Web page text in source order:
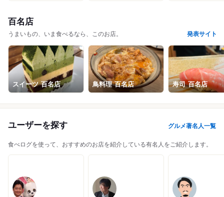
きう
寿司
4.37
料理 川口
日本料理
4.27
肉屋 田中
肉料理
4.41
すゝき野 鮨金
寿司
3.88
未在
日本料理
4.27
焼肉政ちゃん
焼肉
3.85
百名店
発表サイト
うまいもの、いま食べるなら、このお店。
スイーツ 百名店 鳥料理 百名店 寿司 百名店
ユーザーを探す グルメ著名人一覧
食べログを使って、おすすめのお店を紹介している有名人をご紹介します。